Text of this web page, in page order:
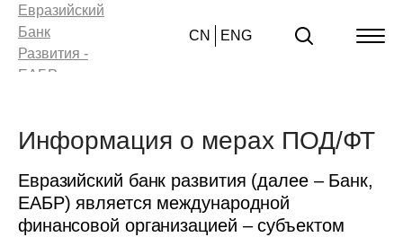
CN ENG
Информация о мерах ПОД/ФТ
Евразийский банк развития (далее – Банк,
ЕАБР) является международной
финансовой организацией – субъектом